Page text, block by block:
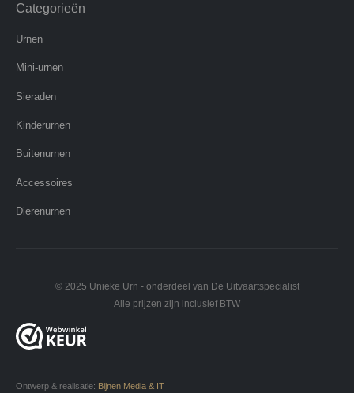
Categorieën
Urnen
Mini-urnen
Sieraden
Kinderurnen
Buitenurnen
Accessoires
Dierenurnen
© 2025 Unieke Urn - onderdeel van De Uitvaartspecialist
Alle prijzen zijn inclusief BTW
Ontwerp & realisatie: Bijnen Media & IT